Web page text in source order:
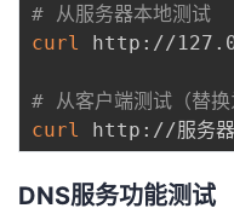
# 从服务器本地测试
curl
http://
# 从客户端测试（替换
curl
DNS服务功能测试